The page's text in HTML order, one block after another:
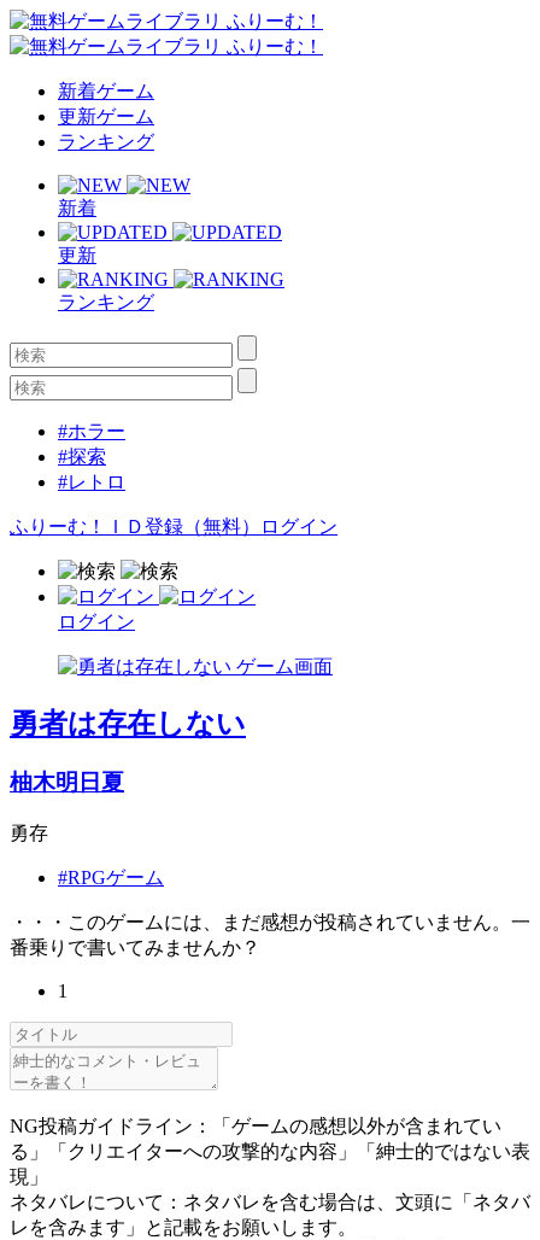
新着ゲーム
更新ゲーム
ランキング
新着
更新
ランキング
#ホラー
#探索
#レトロ
ふりーむ！ＩＤ登録（無料） ログイン
ログイン
勇者は存在しない
柚木明日夏
勇存
#RPGゲーム
・・・このゲームには、まだ感想が投稿されていません。一
番乗りで書いてみませんか？
1
NG投稿ガイドライン：「ゲームの感想以外が含まれてい
る」「クリエイターへの攻撃的な内容」「紳士的ではない表
現」
ネタバレについて：ネタバレを含む場合は、文頭に「ネタバ
レを含みます」と記載をお願いします。